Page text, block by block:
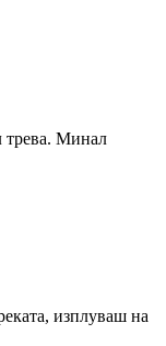
трева. Минал
изплуваш на